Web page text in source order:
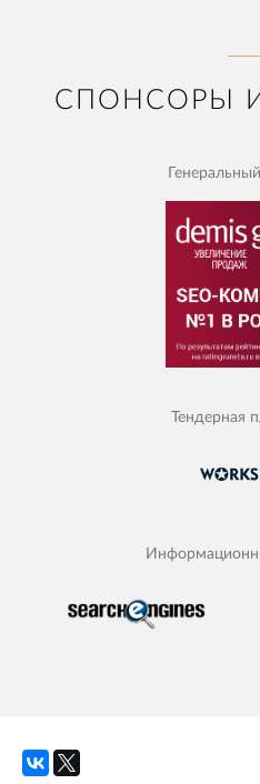
СПОНСОРЫ
Тендерная